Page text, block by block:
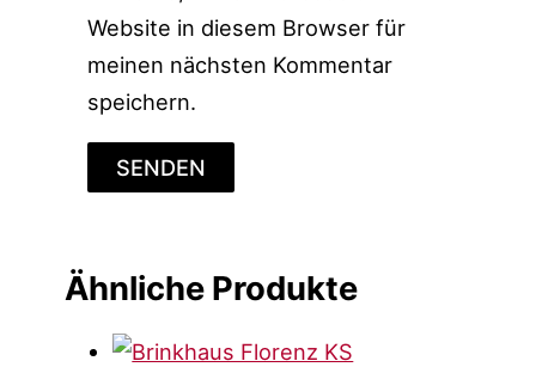
Website in diesem Browser für
meinen nächsten Kommentar
speichern.
Ähnliche Produkte